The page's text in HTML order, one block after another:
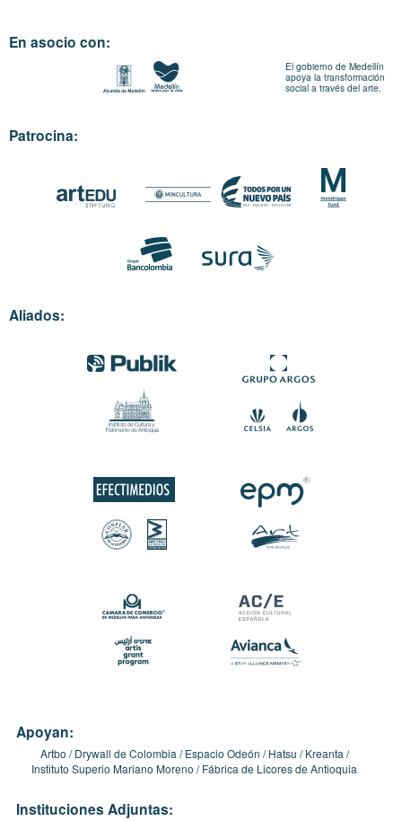
En asocio con:
El gobierno de Medellín
apoya la transformación
social a través del arte.
Patrocina:
Aliados:
Apoyan:
Artbo Drywall de Colombia Espacio Odeón Hatsu
Kreanta
Instituto Superio Mariano Moreno
Fábrica de Licores de Antioquia
Instituciones Adjuntas: